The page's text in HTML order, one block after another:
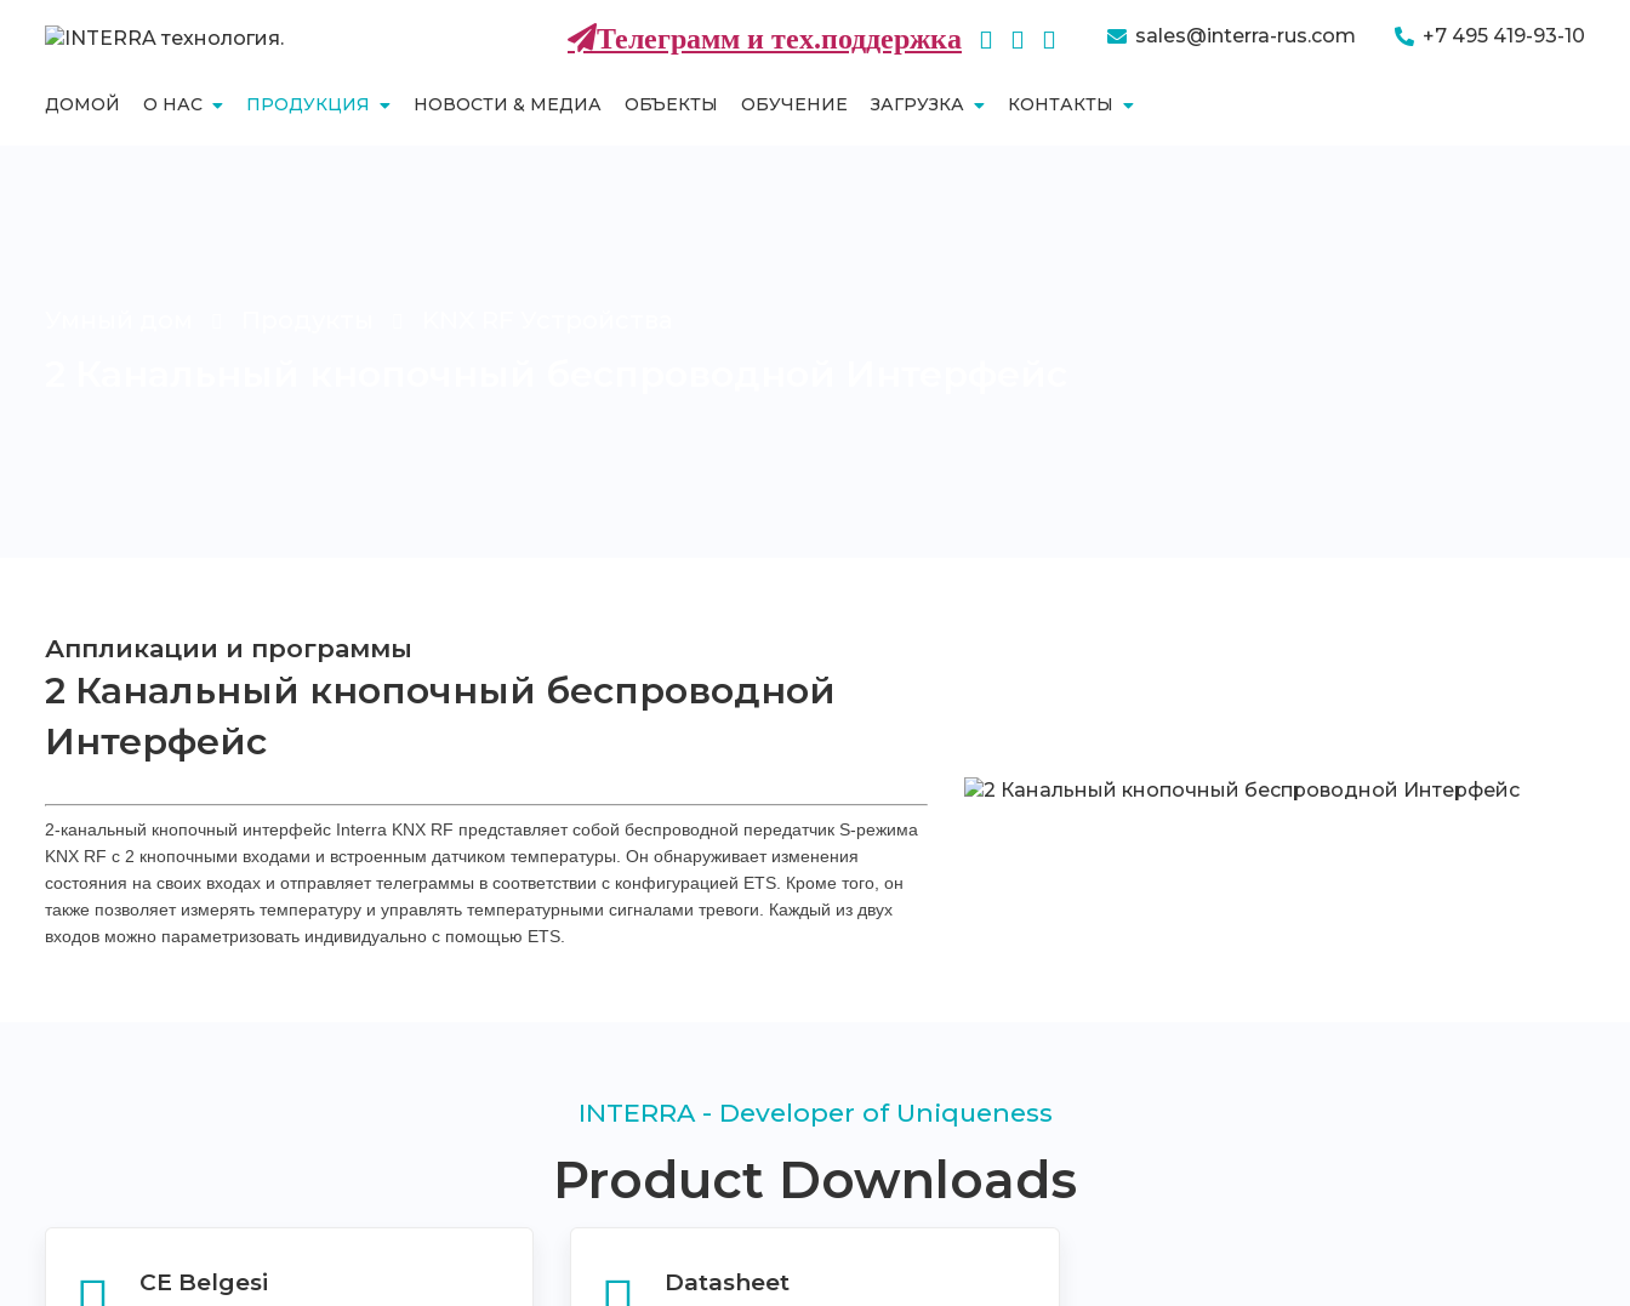
Телеграмм и тех.поддержка sales@interra-rus.com +7 495 419-93-10
ДОМОЙ О НАС ПРОДУКЦИЯ НОВОСТИ & МЕДИА ОБЪЕКТЫ ОБУЧЕНИЕ ЗАГРУЗКА КОНТАКТЫ
Аппликации и программы
2 Канальный кнопочный беспроводной
Интерфейс
2-канальный кнопочный интерфейс Interra KNX RF представляет собой беспроводной передатчик S-режима
KNX RF с 2 кнопочными входами и встроенным датчиком температуры. Он обнаруживает изменения
состояния на своих входах и отправляет телеграммы в соответствии с конфигурацией ETS. Кроме того, он
также позволяет измерять температуру и управлять температурными сигналами тревоги. Каждый из двух
входов можно параметризовать индивидуально с помощью ETS.
INTERRA - Developer of Uniqueness
Product Downloads
CE Belgesi Datasheet